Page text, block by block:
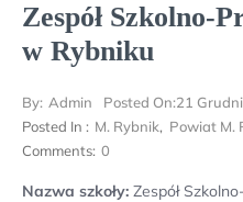
Zespół Szkolno-
w Rybniku
By: Admin Posted On:21
Posted In : M. Rybnik, Powiat M.
Comments: 0
Nazwa szkoły: Zespół